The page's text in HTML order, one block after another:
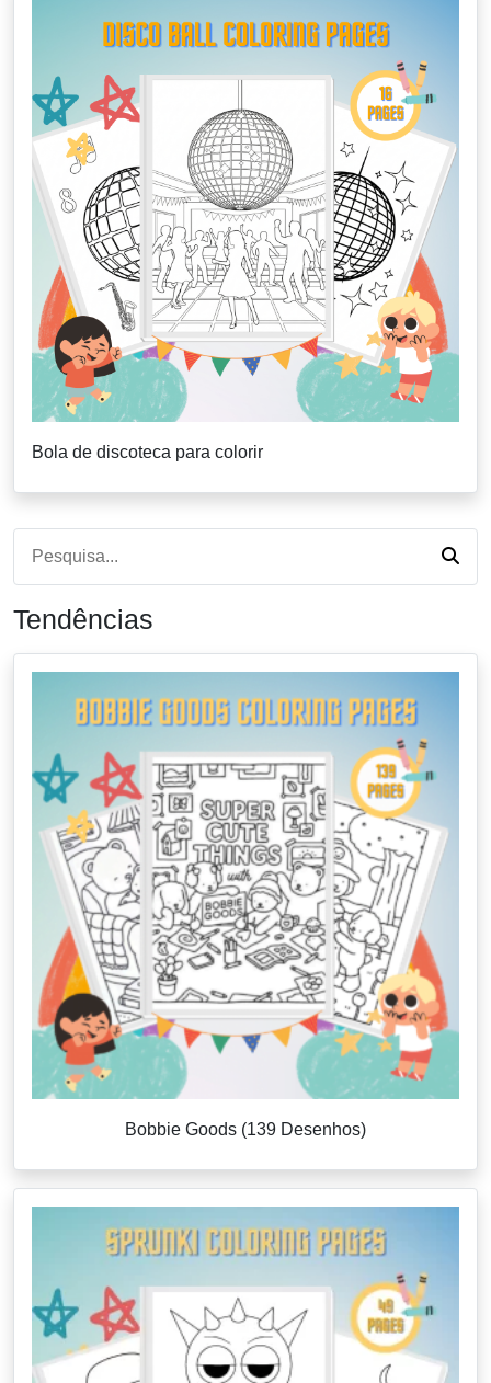
Bola de discoteca para colorir
Tendências
Bobbie Goods (139 Desenhos)